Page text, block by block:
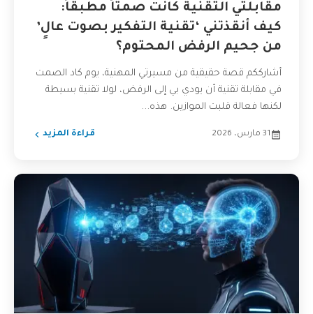
مقابلتي التقنية كانت صمتاً مطبقاً:
كيف أنقذتني ‘تقنية التفكير بصوت عالٍ’
من جحيم الرفض المحتوم؟
أشارككم قصة حقيقية من مسيرتي المهنية، يوم كاد الصمت
في مقابلة تقنية أن يودي بي إلى الرفض، لولا تقنية بسيطة
لكنها فعالة قلبت الموازين. هذه...
31 مارس، 2026 قراءة المزيد